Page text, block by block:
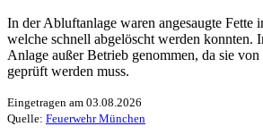
In der Abluftanlage waren angesaugte Fette
welche schnell abgelöscht werden konnten.
Anlage außer Betrieb genommen, da sie
geprüft werden muss.
Eingetragen am 03.08.2026
Quelle: Feuerwehr München